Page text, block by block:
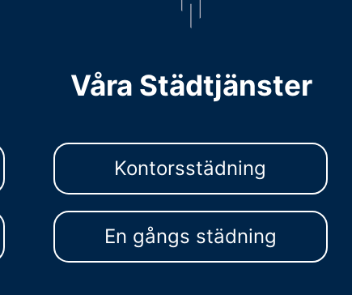
Våra Städtjänster
Kontorsstädning
En gångs städning